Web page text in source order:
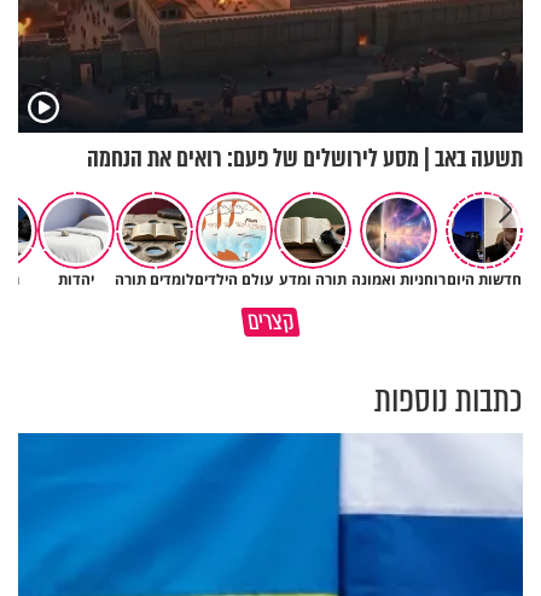
תשעה באב | מסע לירושלים של פעם: רואים את הנחמה
חדשות היוםרוחניות ואמונה תורה ומדע עולם הילדיםלומדים תורה יהדות
קצרים
תעצום לרגע את העינים ותגיד
עם קטן שמצליח לשאת תורה
כתבות נוספות